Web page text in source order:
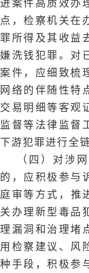
点，检察机关在
罪所得及其收益
嫌洗钱犯罪。对
案件，应细致梳
网络的伴随性特
交易明细等客观
监督等法律监督
下游犯罪进行全
（四）对涉
的，应积极参与
庭审等方式，推
关办理新型毒品
理漏洞和治理堵
用检察建议、风
种手段，积极参